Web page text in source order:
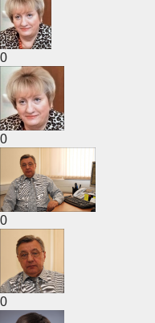
0
0
0
0